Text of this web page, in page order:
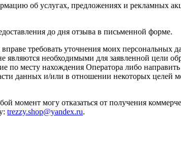
об услугах, предложениях и рекламных
до дня отзыва в письменной форме.
требовать уточнения моих
необходимыми для заявленной цели
по месту нахождения Оператора либо
данных и/или в отношении некоторых
момент могу отказаться от получения
trezzy.shop@yandex.ru.